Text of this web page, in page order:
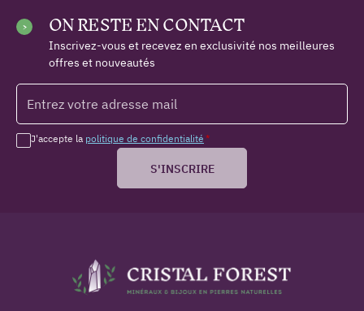
ON RESTE EN CONTACT
Inscrivez-vous et recevez en exclusivité nos meilleures
offres et nouveautés
J'accepte la politique de confidentialité *
S'INSCRIRE